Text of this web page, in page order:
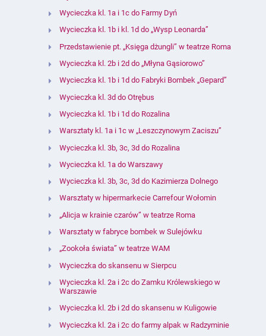
Wycieczka kl. 1a i 1c do Farmy Dyń
Wycieczka kl. 1b i kl. 1d do „Wysp Leonarda”
Przedstawienie pt. „Księga dżungli” w teatrze Roma
Wycieczka kl. 2b i 2d do „Młyna Gąsiorowo”
Wycieczka kl. 1b i 1d do Fabryki Bombek „Gepard”
Wycieczka kl. 3d do Otrębus
Wycieczka kl. 1b i 1d do Rozalina
Warsztaty kl. 1a i 1c w „Leszczynowym Zaciszu”
Wycieczka kl. 3b, 3c, 3d do Rozalina
Wycieczka kl. 1a do Warszawy
Wycieczka kl. 3b, 3c, 3d do Kazimierza Dolnego
Warsztaty w hipermarkecie Carrefour Wołomin
„Alicja w krainie czarów” w teatrze Roma
Warsztaty w fabryce bombek w Sulejówku
„Zookoła świata” w teatrze WAM
Wycieczka do skansenu w Sierpcu
Wycieczka kl. 2a i 2c do Zamku Królewskiego w
Warszawie
Wycieczka kl. 2b i 2d do skansenu w Kuligowie
Wycieczka kl. 2a i 2c do farmy alpak w Radzyminie